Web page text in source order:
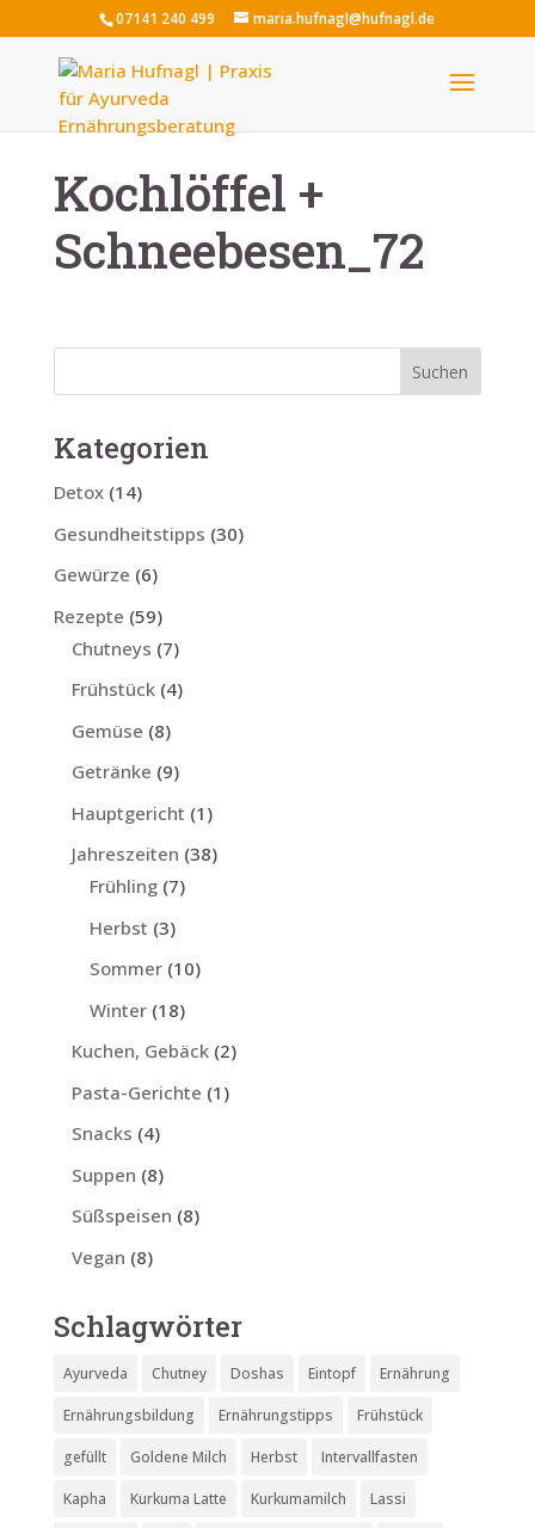
07141 240 499 maria.hufnagl@hufnagl.de
Kochlöffel +
Schneebesen_72
Kategorien
Detox(14)
Gesundheitstipps (30)
Gewürze (6)
Rezepte (59)
Chutneys (7)
Frühstück(4)
Gemüse (8)
Getränke (9)
Hauptgericht (1)
Jahreszeiten (38)
Frühling(7)
Herbst (3)
Sommer(10)
Winter(18)
Kuchen, Gebäck(2)
Pasta-Gerichte (1)
Snacks (4)
Suppen (8)
Süßspeisen (8)
Vegan (8)
Schlagwörter
Ayurveda Chutney Doshas Eintopf Ernährung
Ernährungsbildung Ernährungstipps Frühstück
gefüllt Goldene Milch Herbst Intervallfasten
Kapha Kurkuma Latte Kurkumamilch Lassi